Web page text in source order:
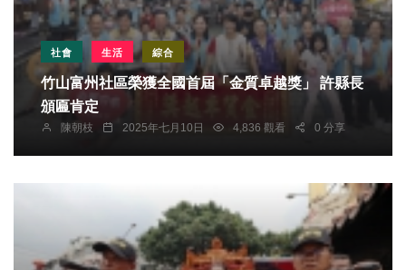
社會 生活 綜合
竹山富州社區榮獲全國首屆「金質卓越獎」 許縣長
頒匾肯定
陳朝枝 2025年七月10日 4,836 觀看 0 分享